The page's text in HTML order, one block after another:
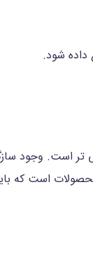
داده شود.
تر است. وجود
است که